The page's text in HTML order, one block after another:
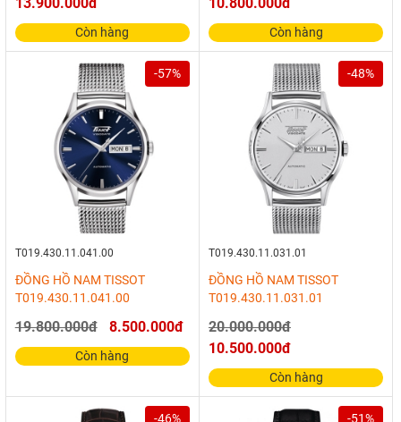
13.900.000đ
Còn hàng
10.800.000đ
Còn hàng
-57%
T019.430.11.041.00
ĐỒNG HỒ NAM TISSOT
T019.430.11.041.00
19.800.000đ 8.500.000đ
Còn hàng
-48%
T019.430.11.031.01
ĐỒNG HỒ NAM TISSOT
T019.430.11.031.01
20.000.000đ
10.500.000đ
Còn hàng
-46% -51%